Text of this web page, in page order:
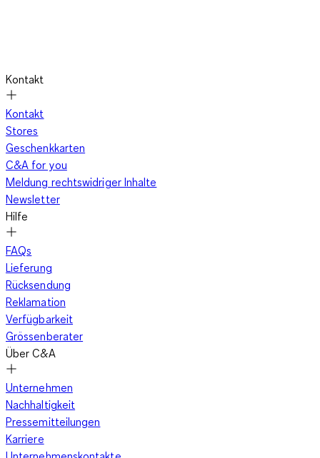
Kontakt
Kontakt
Stores
Geschenkkarten
C&A for you
Meldung rechtswidriger Inhalte
Newsletter
Hilfe
FAQs
Lieferung
Rücksendung
Reklamation
Verfügbarkeit
Grössenberater
Über C&A
Unternehmen
Nachhaltigkeit
Pressemitteilungen
Karriere